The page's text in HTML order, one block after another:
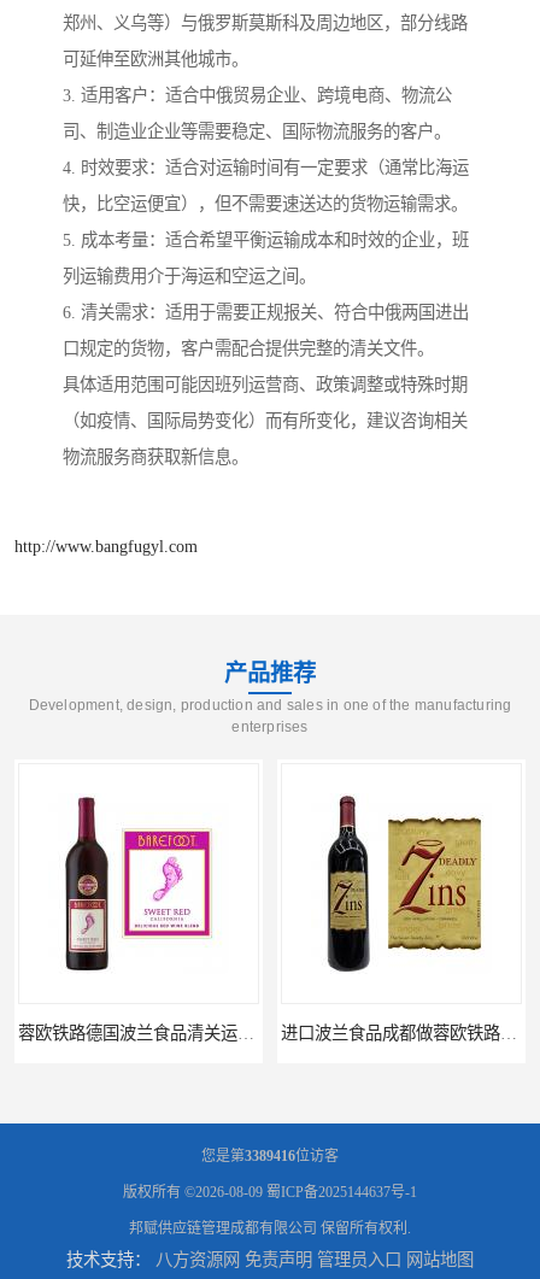
郑州、义乌等）与俄罗斯莫斯科及周边地区，部分线路
可延伸至欧洲其他城市。
3. 适用客户：适合中俄贸易企业、跨境电商、物流公
司、制造业企业等需要稳定、国际物流服务的客户。
4. 时效要求：适合对运输时间有一定要求（通常比海运
快，比空运便宜），但不需要速送达的货物运输需求。
5. 成本考量：适合希望平衡运输成本和时效的企业，班
列运输费用介于海运和空运之间。
6. 清关需求：适用于需要正规报关、符合中俄两国进出
口规定的货物，客户需配合提供完整的清关文件。
具体适用范围可能因班列运营商、政策调整或特殊时期
（如疫情、国际局势变化）而有所变化，建议咨询相关
物流服务商获取新信息。
http://www.bangfugyl.com
产品推荐
Development, design, production and sales in one of the manufacturing
enterprises
您是第3389416位访客
版权所有 ©2026-08-09 蜀ICP备2025144637号-1
邦赋供应链管理成都有限公司 保留所有权利.
技术支持： 八方资源网 免责声明 管理员入口 网站地图